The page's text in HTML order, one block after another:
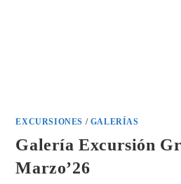
EXCURSIONES / GALERÍAS
Galería Excursión
Marzo’26